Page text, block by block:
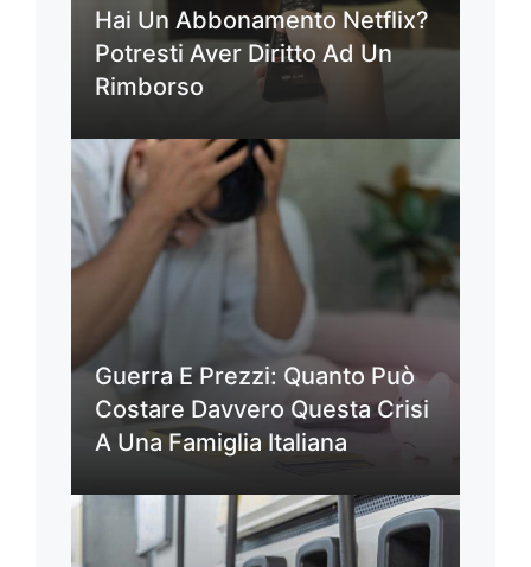
Hai Un Abbonamento Netflix?
Potresti Aver Diritto Ad Un
Rimborso
Guerra E Prezzi: Quanto Può
Costare Davvero Questa Crisi
A Una Famiglia Italiana